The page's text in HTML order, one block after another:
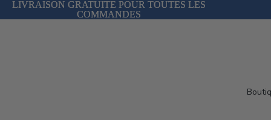
LIVRAISON GRATUITE POUR TOUTES LES
COMMANDES
LIVRAISON GRATUITE POUR TOUTES LES
COMMANDES